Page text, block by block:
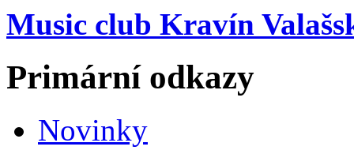
Music club Kravín
Primární odkazy
Novinky